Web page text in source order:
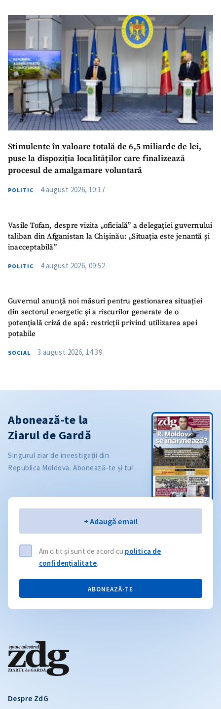
Stimulente în valoare totală de 6,5 miliarde de lei,
puse la dispoziția localităților care finalizează
procesul de amalgamare voluntară
POLITIC 4 august 2026, 10:17
Vasile Tofan, despre vizita „oficială” a delegației guvernului
taliban din Afganistan la Chișinău: „Situația este jenantă și
inacceptabilă”
POLITIC 4 august 2026, 09:52
Guvernul anunță noi măsuri pentru gestionarea situației
din sectorul energetic și a riscurilor generate de o
potențială criză de apă: restricții privind utilizarea apei
potabile
SOCIAL 3 august 2026, 14:39
Despre ZdG
Abonează-te la
Ziarul de Gardă
Singurul ziar de investigații din
Republica Moldova. Abonează-te și tu!
+ Adaugă email
Am citit și sunt de acord cu politica de
confidențialitate.
ABONEAZĂ-TE